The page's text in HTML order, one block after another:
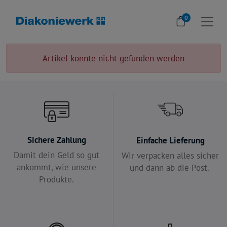
0
Artikel konnte nicht gefunden werden
Sichere Zahlung
Damit dein Geld so gut
ankommt, wie unsere
Produkte.
Einfache Lieferung
Wir verpacken alles sicher
und dann ab die Post.